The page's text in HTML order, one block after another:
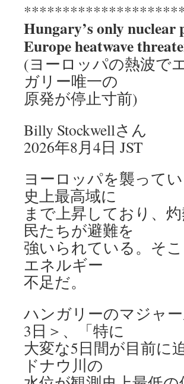
Hungary’s only
Europe heatwave
(ヨーロッパの熱波で
ガリー唯一の
原発が停止寸前)
Billy Stockwellさん
2026年8月4日 JST
ヨーロッパを襲って
史上最高域に
まで上昇しており、
民たちが避難を
強いられている。そ
エネルギー
不足だ。
ハンガリーのマジャ
3日＞、「特に
大変な5日間が目前に
ドナウ川の